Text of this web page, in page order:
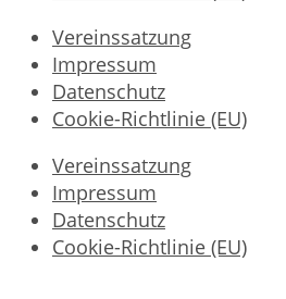
Vereinssatzung
Impressum
Datenschutz
Cookie-Richtlinie (EU)
Vereinssatzung
Impressum
Datenschutz
Cookie-Richtlinie (EU)